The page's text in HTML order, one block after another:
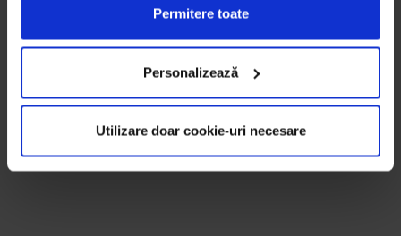
Permitere toate
Personalizează
Utilizare doar cookie-uri necesare